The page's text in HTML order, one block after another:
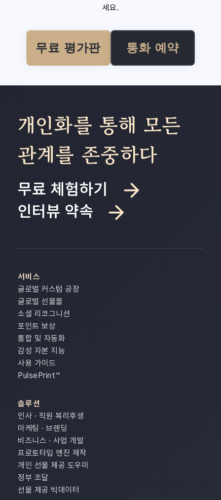
세요.
무료 평가판 통화 예약
개인화를 통해 모든
관계를 존중하다
무료 체험하기
인터뷰 약속
서비스
글로벌 커스텀 공장
글로벌 선물몰
소셜 리코그니션
포인트 보상
통합 및 자동화
감성 자본 지능
사용 가이드
PulsePrint™
솔루션
인사 · 직원 복리후생
마케팅 · 브랜딩
비즈니스 · 사업 개발
프로토타입 엔진 제작
개인 선물 제공 도우미
정부 조달
선물 제공 빅데이터